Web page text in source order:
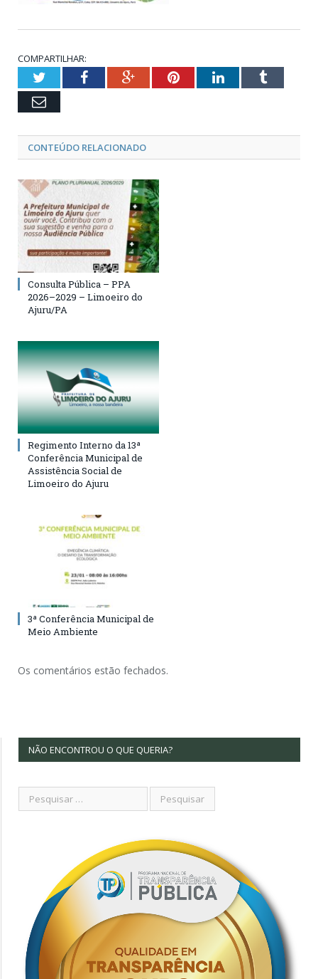
COMPARTILHAR:
TwitterFacebookGoogle+PinterestLinkedInTumblr
Email
CONTEÚDO RELACIONADO
Consulta Pública – PPA
2026–2029 – Limoeiro do
Ajuru/PA
Regimento Interno da 13ª
Conferência Municipal de
Assistência Social de
Limoeiro do Ajuru
3ª Conferência Municipal de
Meio Ambiente
Os comentários estão fechados.
NÃO ENCONTROU O QUE QUERIA?